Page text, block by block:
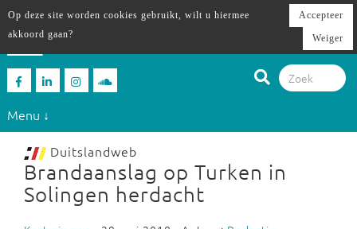
Menu ↓
Duitslandweb
Brandaanslag op Turken in
Solingen herdacht
Op deze site worden cookies gebruikt, wilt u hiermee
akkoord gaan?
Accepteer
Weiger